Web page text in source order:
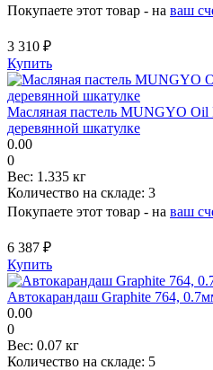
Покупаете этот товар - на ваш
3 310 ₽
Купить
Масляная пастель MUNGYO Oil
деревянной шкатулке
0.00
0
Вес: 1.335 кг
Количество на складе: 3
Покупаете этот товар - на ваш
6 387 ₽
Купить
Автокарандаш Graphite 764,
0.00
0
Вес: 0.07 кг
Количество на складе: 5